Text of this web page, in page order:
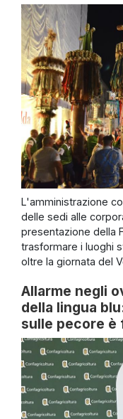
L'amministrazione
delle sedi alle
presentazione della
trasformare i luoghi
oltre la giornata del
Allarme negli
della lingua
sulle pecore è